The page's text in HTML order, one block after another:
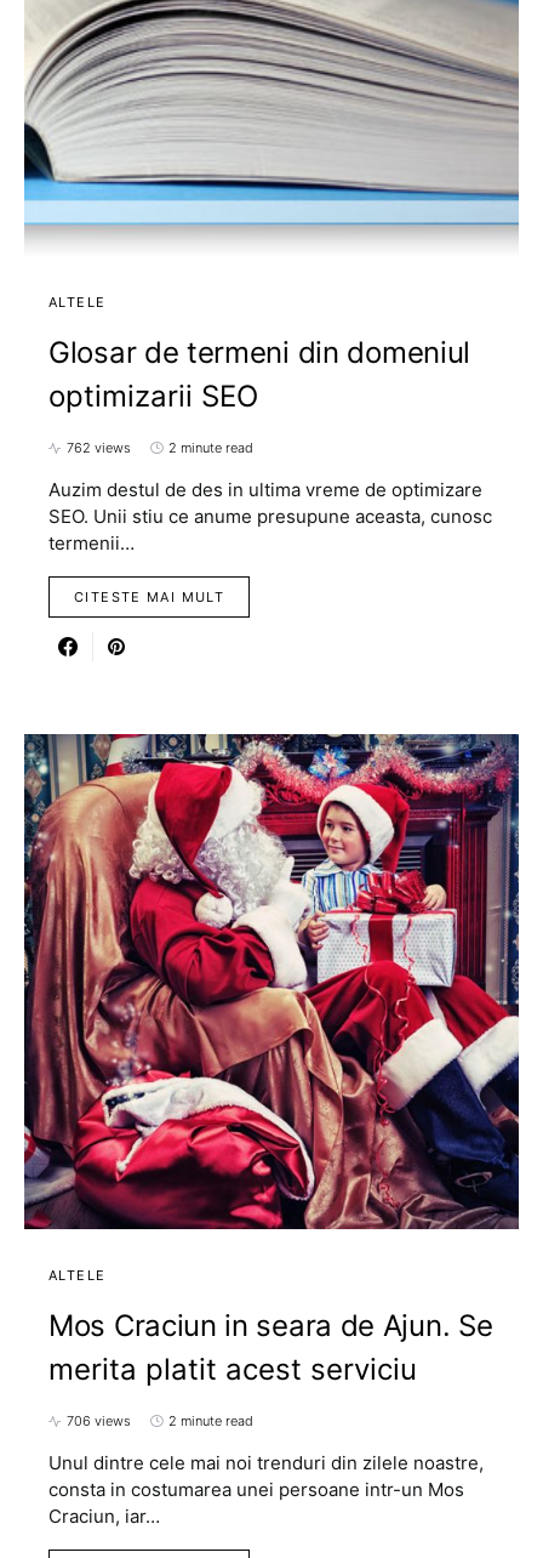
ALTELE
Glosar de termeni din domeniul
optimizarii SEO
762 views 2 minute read
Auzim destul de des in ultima vreme de optimizare
SEO. Unii stiu ce anume presupune aceasta, cunosc
termenii…
CITESTE MAI MULT
ALTELE
Mos Craciun in seara de Ajun. Se
merita platit acest serviciu
706 views 2 minute read
Unul dintre cele mai noi trenduri din zilele noastre,
consta in costumarea unei persoane intr-un Mos
Craciun, iar…